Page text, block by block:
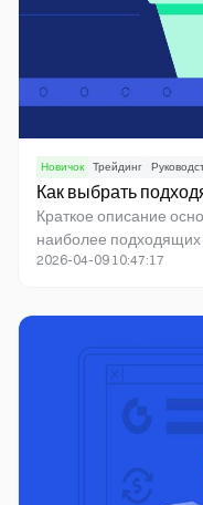
Новичок Трейдинг
Как выбрать
Краткое описание
наиболее
2026-04-09 10:47:17